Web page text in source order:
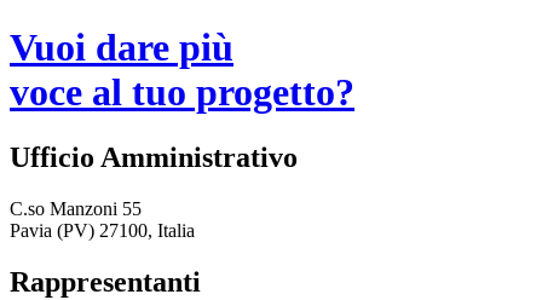
Vuoi dare più
voce al tuo progetto?
Ufficio Amministrativo
C.so Manzoni 55
Pavia (PV) 27100, Italia
Rappresentanti